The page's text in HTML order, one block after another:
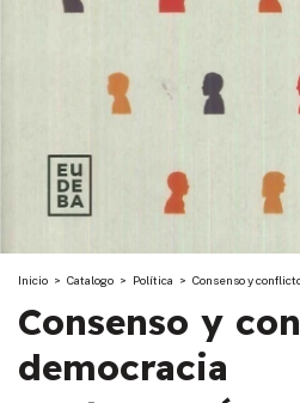
Inicio > Catalogo > Política > Consenso y
Consenso y
democracia